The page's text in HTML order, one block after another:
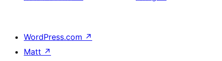
WordPress.com ↗
Matt ↗